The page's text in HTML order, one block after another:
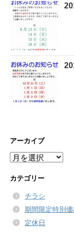
アーカイブ
ア
カ
ブ
カテゴリー
チラシ
期間限定特別
定休日